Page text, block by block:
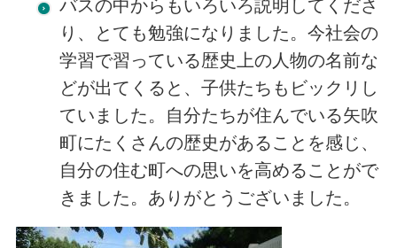
バスの中からもいろいろ説明してくださ
り、とても勉強になりました。今社会の
学習で習っている歴史上の人物の名前な
どが出てくると、子供たちもビックリし
ていました。自分たちが住んでいる矢吹
町にたくさんの歴史があることを感じ、
自分の住む町への思いを高めることがで
きました。ありがとうございました。